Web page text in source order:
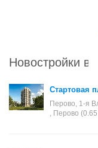
Новостройки в
Стартовая
Перово, 1-я
, Перово